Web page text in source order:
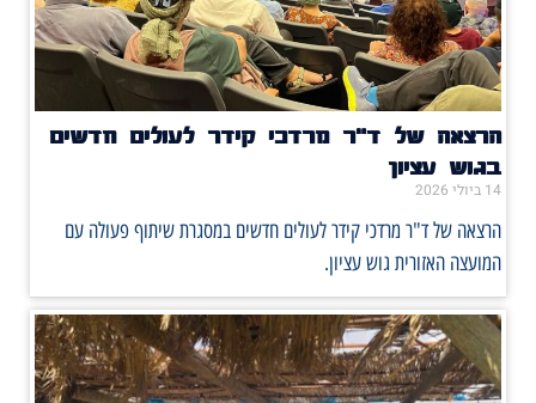
הרצאה של ד"ר מרדכי קידר לעולים חדשים
בגוש עציון
14 ביולי 2026
הרצאה של ד"ר מרדכי קידר לעולים חדשים במסגרת שיתוף פעולה עם
המועצה האזורית גוש עציון.